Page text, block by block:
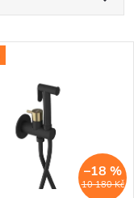
10 180 Kč
–18 %